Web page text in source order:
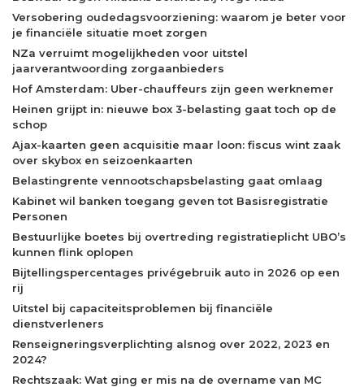
Versobering oudedagsvoorziening: waarom je beter voor
je financiële situatie moet zorgen
NZa verruimt mogelijkheden voor uitstel
jaarverantwoording zorgaanbieders
Hof Amsterdam: Uber-chauffeurs zijn geen werknemer
Heinen grijpt in: nieuwe box 3-belasting gaat toch op de
schop
Ajax-kaarten geen acquisitie maar loon: fiscus wint zaak
over skybox en seizoenkaarten
Belastingrente vennootschapsbelasting gaat omlaag
Kabinet wil banken toegang geven tot Basisregistratie
Personen
Bestuurlijke boetes bij overtreding registratieplicht UBO’s
kunnen flink oplopen
Bijtellingspercentages privégebruik auto in 2026 op een
rij
Uitstel bij capaciteitsproblemen bij financiële
dienstverleners
Renseigneringsverplichting alsnog over 2022, 2023 en
2024?
Rechtszaak: Wat ging er mis na de overname van MC